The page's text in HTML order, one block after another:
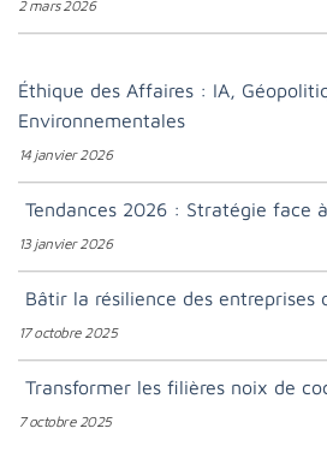
2 mars 2026
Éthique des Affaires : IA,
Environnementales
14 janvier 2026
Tendances 2026 : Stratégie face
13 janvier 2026
Bâtir la résilience des entreprises
17 octobre 2025
Transformer les filières noix de
7 octobre 2025